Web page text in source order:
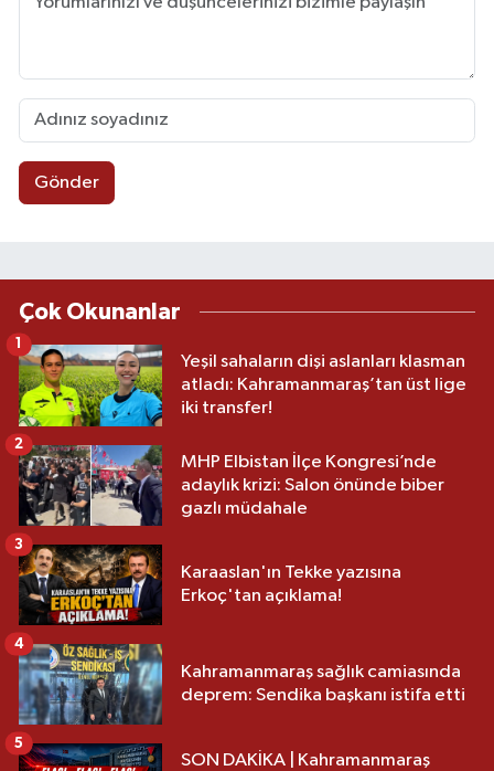
Gönder
Çok Okunanlar
Yeşil sahaların dişi aslanları klasman
atladı: Kahramanmaraş’tan üst lige
iki transfer!
MHP Elbistan İlçe Kongresi’nde
adaylık krizi: Salon önünde biber
gazlı müdahale
2
Karaaslan'ın Tekke yazısına
Erkoç'tan açıklama!
3
Kahramanmaraş sağlık camiasında
deprem: Sendika başkanı istifa etti
4
SON DAKİKA | Kahramanmaraş
5